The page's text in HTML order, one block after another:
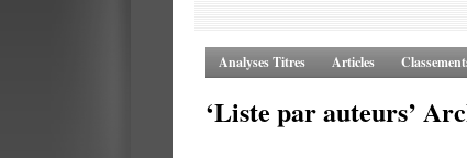
Analyses Titres Articles
‘Liste par auteurs’